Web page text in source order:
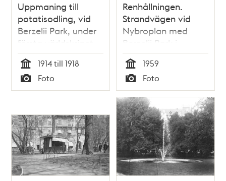
Uppmaning till
potatisodling, vid
Berzelii Park, under
första världskriget
Tid
1914 till 1918
Typ
Foto
Renhållningen.
Strandvägen vid
Nybroplan med
Berzelii Park i
bakgrunden
Tid
1959
Typ
Foto